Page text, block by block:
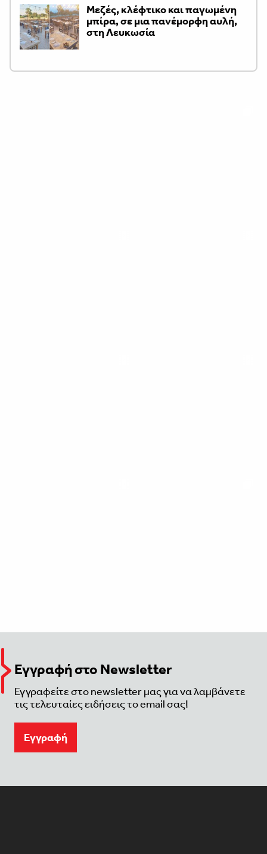
Μεζές, κλέφτικο και παγωμένη
μπίρα, σε μια πανέμορφη αυλή,
στη Λευκωσία
Εγγραφή στο Newsletter
Εγγραφείτε στο newsletter μας για να λαμβάνετε
τις τελευταίες ειδήσεις το email σας!
Eγγραφή